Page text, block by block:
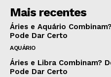
Mais recentes
Áries e Aquário
Pode Dar Certo
AQUÁRIO
Áries e Libra Combinam?
Pode Dar Certo